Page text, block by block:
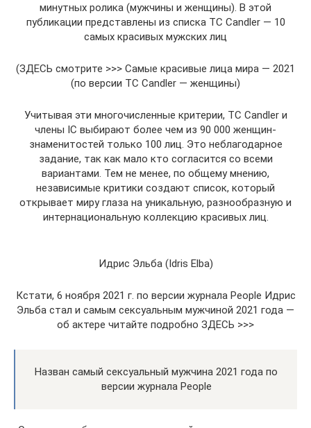
минутных ролика (мужчины и женщины). В этой
публикации представлены из списка TC Candler — 10
самых красивых мужских лиц
(ЗДЕСЬ смотрите >>> Самые красивые лица мира — 2021
(по версии TC Candler — женщины)
Учитывая эти многочисленные критерии, TC Candler и
члены IC выбирают более чем из 90 000 женщин-
знаменитостей только 100 лиц. Это неблагодарное
задание, так как мало кто согласится со всеми
вариантами. Тем не менее, по общему мнению,
независимые критики создают список, который
открывает миру глаза на уникальную, разнообразную и
интернациональную коллекцию красивых лиц.
Идрис Эльба (Idris Elba)
Кстати, 6 ноября 2021 г. по версии журнала People Идрис
Эльба стал и самым сексуальным мужчиной 2021 года —
об актере читайте подробно ЗДЕСЬ >>>
Назван самый сексуальный мужчина 2021 года по
версии журнала People